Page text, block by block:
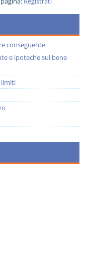
conseguente
e ipoteche sul bene
limiti